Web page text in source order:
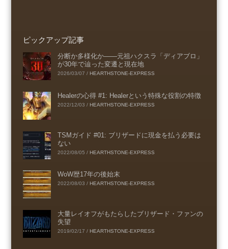
ピックアップ記事
分断か多様化か――元祖ハクスラ「ディアブロ」
が30年で辿った変遷と現在地
2026/03/07 / HEARTHSTONE-EXPRESS
Healerの心得 #1: Healerという特殊な役割の特徴
2022/12/03 / HEARTHSTONE-EXPRESS
TSMガイド #01: ブリザードに現金を払う必要は
ない
2022/08/05 / HEARTHSTONE-EXPRESS
WoW歴17年の後始末
2022/08/03 / HEARTHSTONE-EXPRESS
大量レイオフがもたらしたブリザード・ファンの
失望
2019/02/17 / HEARTHSTONE-EXPRESS